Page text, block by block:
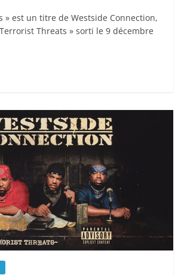
» est un titre de Westside Connection,
Threats » sorti le 9 décembre